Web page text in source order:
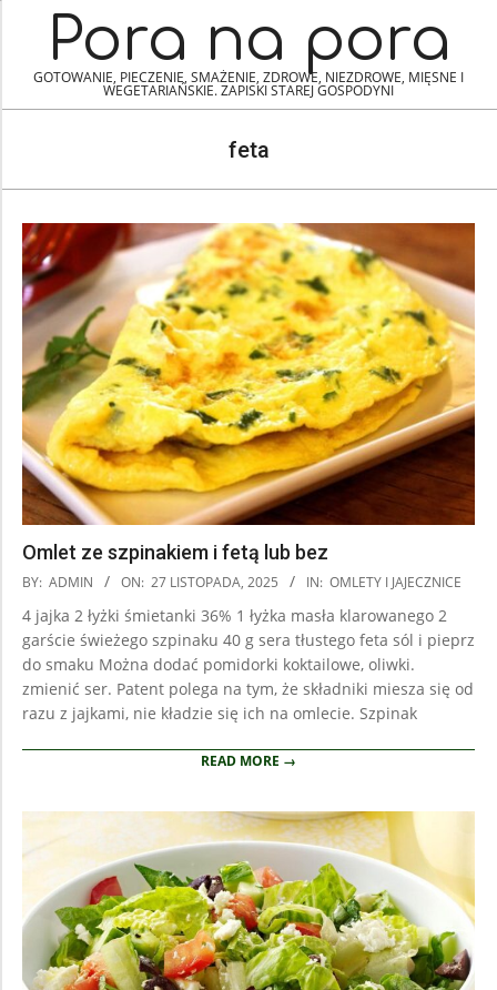
content
NavigationPora na pora
GOTOWANIE, PIECZENIE, SMAŻENIE, ZDROWE, NIEZDROWE, MIĘSNE I
WEGETARIAŃSKIE. ZAPISKI STAREJ GOSPODYNI
feta
Omlet ze szpinakiem i fetą lub bez
2025-
27
BY: ADMIN ON: 27 LISTOPADA, 2025 IN: OMLETY I JAJECZNICE
4 jajka 2 łyżki śmietanki 36% 1 łyżka masła klarowanego 2
garście świeżego szpinaku 40 g sera tłustego feta sól i pieprz
do smaku Można dodać pomidorki koktailowe, oliwki.
zmienić ser. Patent polega na tym, że składniki miesza się od
razu z jajkami, nie kładzie się ich na omlecie. Szpinak
READ MORE →